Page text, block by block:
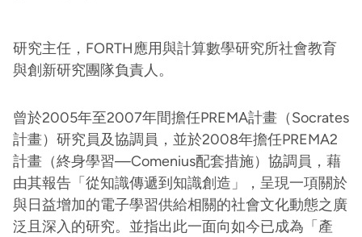
研究主任，FORTH應用與計算數學研究所社會教育
與創新研究團隊負責人。
曾於2005年至2007年間擔任PREMA計畫（Socrates
計畫）研究員及協調員，並於2008年擔任PREMA2
計畫（終身學習—Comenius配套措施）協調員，藉
由其報告「從知識傳遞到知識創造」，呈現一項關於
與日益增加的電子學習供給相關的社會文化動態之廣
泛且深入的研究。並指出此一面向如今已成為「產